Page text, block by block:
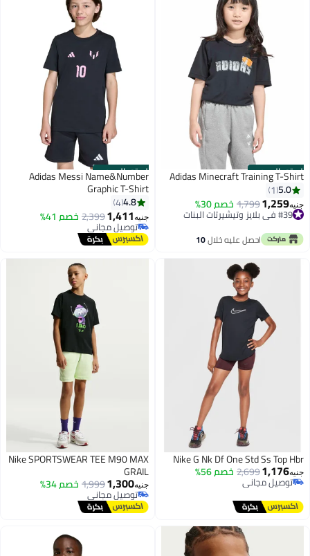
الستور الرسمي
Adidas Minecraft Training T-Shirt
5.0
1
جنيه1,259
1,799خصم 30% #39 في بلايز وتيشيرتات البنات
توصيل مجاني
#39 في بلايز وتيشيرتات البنات احصل عليه خلال10
الستور الرسمي
Adidas Messi Name&Number
Graphic T-Shirt
4.8
4
جنيه1,411
2,399خصم 41%
توصيل مجاني
توصيل مجاني
Nike G Nk Df One Std Ss Top Hbr
جنيه1,176
2,699خصم 56%
توصيل مجاني
توصيل مجاني
Nike SPORTSWEAR TEE M90 MAX
GRAIL
جنيه1,300
1,999خصم 34%
توصيل مجاني
توصيل مجاني